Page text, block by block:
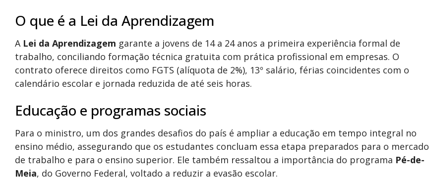
O que é a Lei da Aprendizagem
A Lei da Aprendizagem garante a jovens de 14 a 24 anos a primeira experiência formal de
trabalho, conciliando formação técnica gratuita com prática profissional em empresas. O
contrato oferece direitos como FGTS (alíquota de 2%), 13º salário, férias coincidentes com o
calendário escolar e jornada reduzida de até seis horas.
Educação e programas sociais
Para o ministro, um dos grandes desafios do país é ampliar a educação em tempo integral no
ensino médio, assegurando que os estudantes concluam essa etapa preparados para o mercado
de trabalho e para o ensino superior. Ele também ressaltou a importância do programa Pé-de-
Meia, do Governo Federal, voltado a reduzir a evasão escolar.